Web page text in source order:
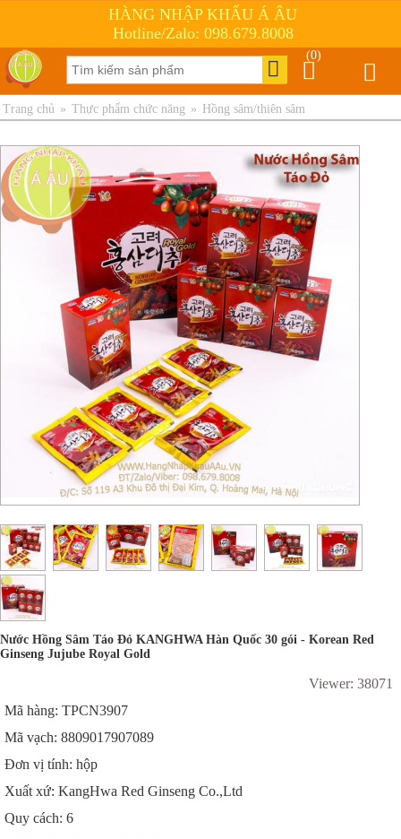
HÀNG NHẬP KHẨU Á ÂU
Hotline/Zalo: 098.679.8008
(0)
Trang chủ » Thực phẩm chức năng » Hồng sâm/thiên sâm
Nước Hồng Sâm Táo Đỏ KANGHWA Hàn Quốc 30 gói - Korean Red
Ginseng Jujube Royal Gold
Viewer: 38071
Mã hàng: TPCN3907
Mã vạch: 8809017907089
Đơn vị tính: hộp
Xuất xứ: KangHwa Red Ginseng Co.,Ltd
Quy cách: 6